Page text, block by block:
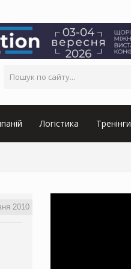
Логістика Тренінги
2010